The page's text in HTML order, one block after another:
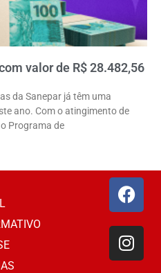
valor de R$ 28.482,56
da Sanepar já têm uma
ano. Com o atingimento de
Programa de